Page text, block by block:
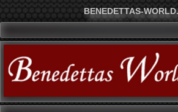
BENEDETTAS-